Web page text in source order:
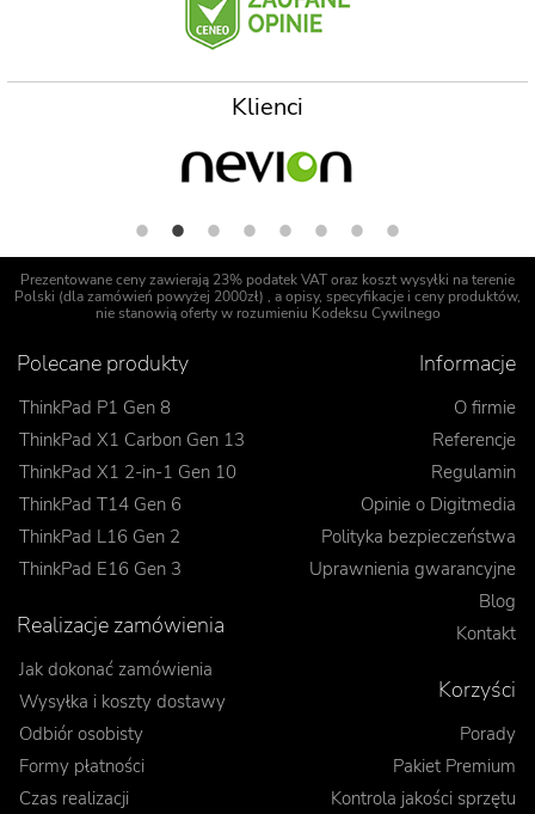
Klienci
Prezentowane ceny zawierają 23% podatek VAT oraz koszt wysyłki na terenie
Polski (dla zamówień powyżej 2000zł) , a opisy, specyfikacje i ceny produktów,
nie stanowią oferty w rozumieniu Kodeksu Cywilnego
Polecane produkty
ThinkPad P1 Gen 8
ThinkPad X1 Carbon Gen 13
ThinkPad X1 2-in-1 Gen 10
ThinkPad T14 Gen 6
ThinkPad L16 Gen 2
ThinkPad E16 Gen 3
Informacje
O firmie
Referencje
Regulamin
Opinie o Digitmedia
Polityka bezpieczeństwa
Uprawnienia gwarancyjne
Blog
Kontakt
Realizacje zamówienia
Jak dokonać zamówienia
Wysyłka i koszty dostawy
Odbiór osobisty
Formy płatności
Czas realizacji
Korzyści
Porady
Pakiet Premium
Kontrola jakości sprzętu